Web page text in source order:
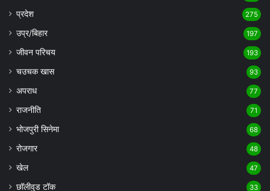
प्रदेश 275
उप्र/बिहार 197
जीवन परिचय 193
चउचक खास 93
अपराध 77
राजनीति 71
भोजपुरी सिनेमा 68
रोजगार 48
खेल 47
छॉलीवुड टॉक 33